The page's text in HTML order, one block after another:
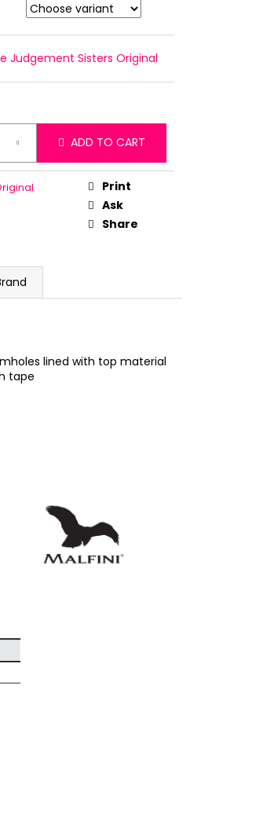
Judgement Sisters Original
ADD TO CART
Print
Ask
Share
lined with top material
tape